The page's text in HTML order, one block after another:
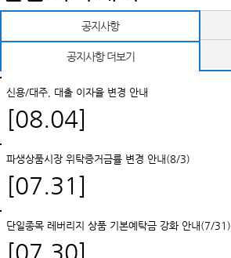
공지사항
공지사항 더보기
신용/대주, 대출 이자율 변경 안내
[08.04]
파생상품시장 위탁증거금률 변경 안내(8/3)
[07.31]
단일종목 레버리지 상품 기본예탁금 강화 안내(7/31)
[07.30]